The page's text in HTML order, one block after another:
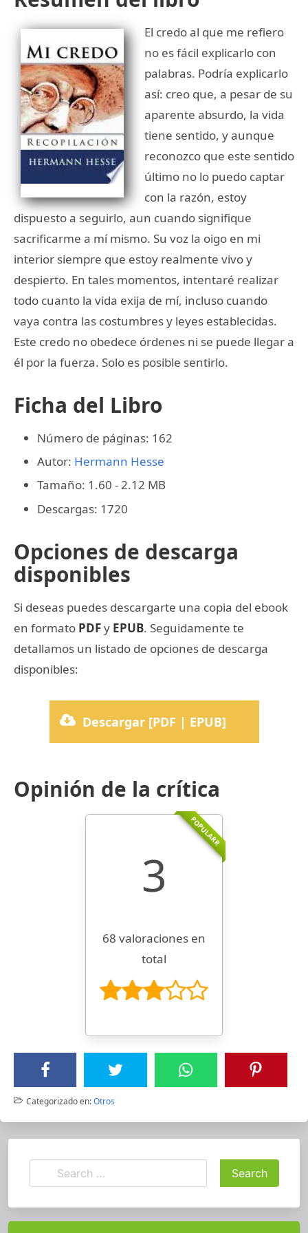
El credo al que me refiero
no es fácil explicarlo con
palabras. Podría explicarlo
así: creo que, a pesar de su
aparente absurdo, la vida
tiene sentido, y aunque
reconozco que este sentido
último no lo puedo captar
con la razón, estoy
dispuesto a seguirlo, aun cuando signifique
sacrificarme a mí mismo. Su voz la oigo en mi
interior siempre que estoy realmente vivo y
despierto. En tales momentos, intentaré realizar
todo cuanto la vida exija de mí, incluso cuando
vaya contra las costumbres y leyes establecidas.
Este credo no obedece órdenes ni se puede llegar a
él por la fuerza. Solo es posible sentirlo.
Ficha del Libro
Número de páginas: 162
Autor: Hermann Hesse
Tamaño: 1.60 - 2.12 MB
Descargas: 1720
Opciones de descarga
disponibles
Si deseas puedes descargarte una copia del ebook
en formato PDFy EPUB. Seguidamente te
detallamos un listado de opciones de descarga
disponibles:
Descargar [PDF | EPUB]
Opinión de la crítica
POPULARR
3
68 valoraciones en
total
Categorizado en:Otros